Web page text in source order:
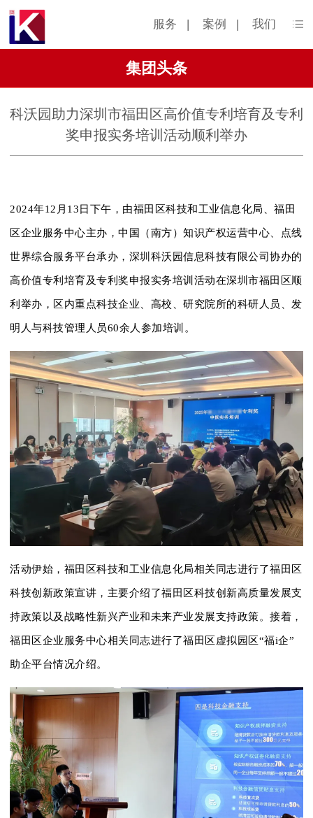
服务 | 案例 | 我们
集团头条
科沃园助力深圳市福田区高价值专利培育及专利
奖申报实务培训活动顺利举办
2024年12月13日下午，由福田区科技和工业信息化局、福田
区企业服务中心主办，中国（南方）知识产权运营中心、点线
世界综合服务平台承办，深圳科沃园信息科技有限公司协办的
高价值专利培育及专利奖申报实务培训活动在深圳市福田区顺
利举办，区内重点科技企业、高校、研究院所的科研人员、发
明人与科技管理人员60余人参加培训。
活动伊始，福田区科技和工业信息化局相关同志进行了福田区
科技创新政策宣讲，主要介绍了福田区科技创新高质量发展支
持政策以及战略性新兴产业和未来产业发展支持政策。接着，
福田区企业服务中心相关同志进行了福田区虚拟园区“福i企”
助企平台情况介绍。